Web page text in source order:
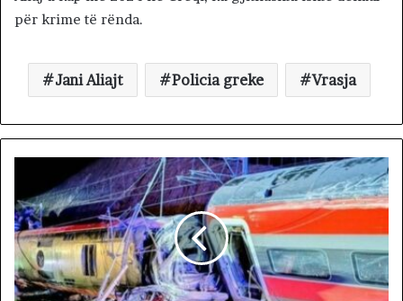
për krime të rënda.
Jani Aliajt Policia greke Vrasja